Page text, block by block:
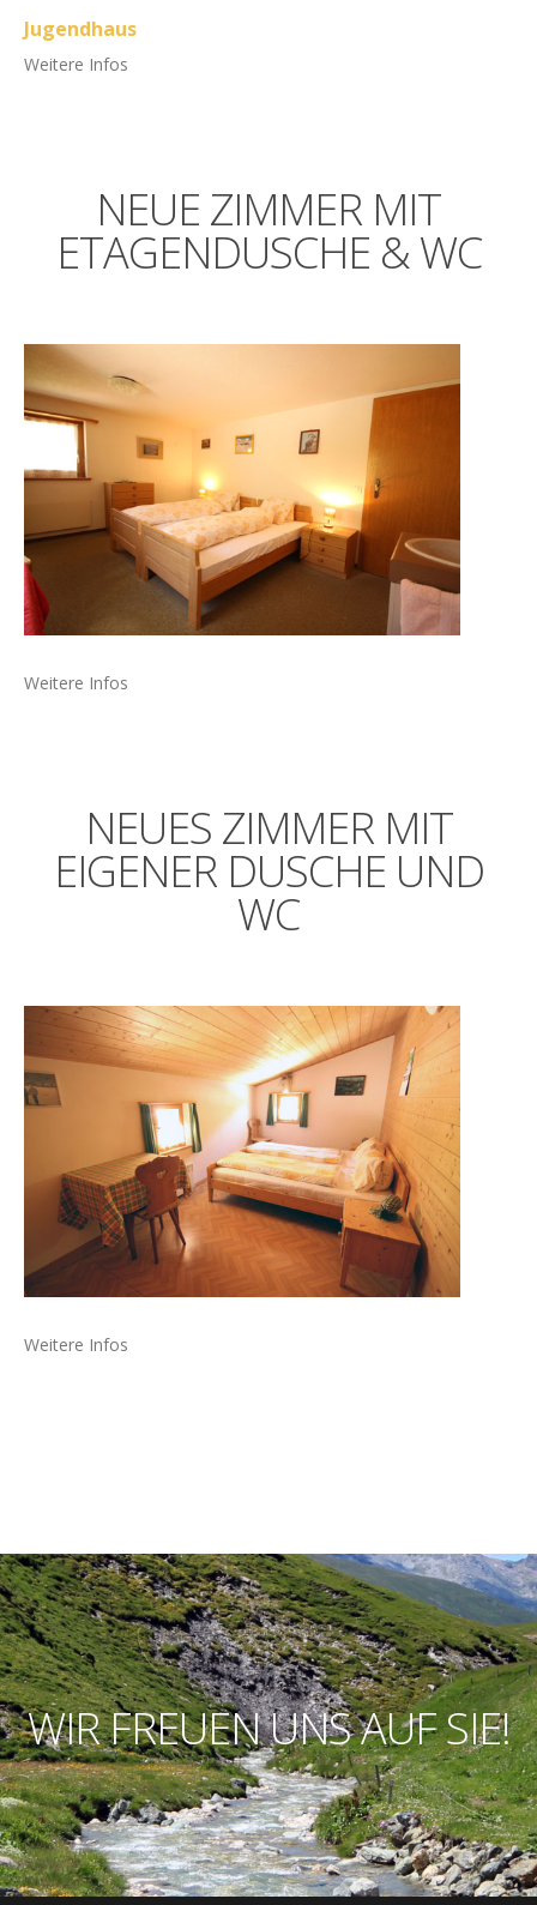
Jugendhaus
Weitere Infos
NEUE ZIMMER MIT
ETAGENDUSCHE &WC
Weitere Infos
NEUES ZIMMER MIT
EIGENER DUSCHE UND
WC
Weitere Infos
WIRFREUENUNSAUFSIE!